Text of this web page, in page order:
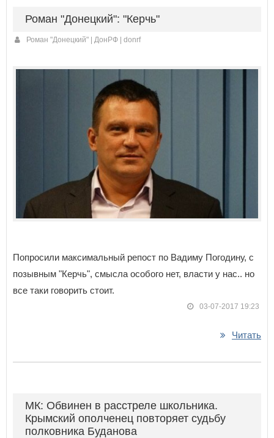
Роман "Донецкий": "Керчь"
Роман "Донецкий" | ДонРФ | donrf
Попросили максимальный репост по Вадиму Погодину, с
позывным "Керчь", смысла особого нет, власти у нас.. но
все таки говорить стоит.
03-07-2017 19:23
Читать
МК: Обвинен в расстреле школьника.
Крымский ополченец повторяет судьбу
полковника Буданова